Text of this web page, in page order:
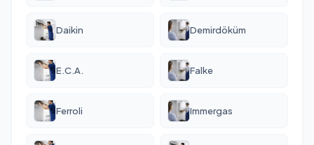
Daikin Demirdöküm
E.C.A. Falke
Ferroli Immergas